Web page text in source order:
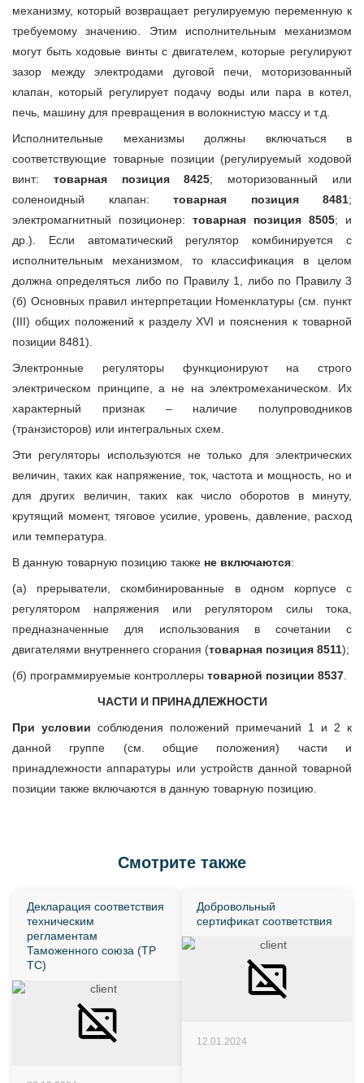
механизму, который возвращает регулируемую переменную к
требуемому значению. Этим исполнительным механизмом
могут быть ходовые винты с двигателем, которые регулируют
зазор между электродами дуговой печи, моторизованный
клапан, который регулирует подачу воды или пара в котел,
печь, машину для превращения в волокнистую массу и т.д.
Исполнительные механизмы должны включаться в
соответствующие товарные позиции (регулируемый ходовой
винт: товарная позиция 8425; моторизованный или
соленоидный клапан: товарная позиция 8481;
электромагнитный позиционер: товарная позиция 8505; и
др.). Если автоматический регулятор комбинируется с
исполнительным механизмом, то классификация в целом
должна определяться либо по Правилу 1, либо по Правилу 3
(б) Основных правил интерпретации Номенклатуры (см. пункт
(III) общих положений к разделу XVI и пояснения к товарной
позиции 8481).
Электронные регуляторы функционируют на строго
электрическом принципе, а не на электромеханическом. Их
характерный признак – наличие полупроводников
(транзисторов) или интегральных схем.
Эти регуляторы используются не только для электрических
величин, таких как напряжение, ток, частота и мощность, но и
для других величин, таких как число оборотов в минуту,
крутящий момент, тяговое усилие, уровень, давление, расход
или температура.
В данную товарную позицию также не включаются:
(а) прерыватели, скомбинированные в одном корпусе с
регулятором напряжения или регулятором силы тока,
предназначенные для использования в сочетании с
двигателями внутреннего сгорания (товарная позиция 8511);
(б) программируемые контроллеры товарной позиции 8537
ЧАСТИ И ПРИНАДЛЕЖНОСТИ
При условии соблюдения положений примечаний 1 и 2 к
данной группе (см. общие положения) части и
принадлежности аппаратуры или устройств данной товарной
позиции также включаются в данную товарную позицию.
Смотрите также
Декларация соответствия
техническим
регламентам
Таможенного союза (ТР
ТС)
Добровольный
сертификат соответствия
12.01.2024